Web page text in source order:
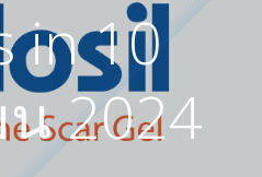
in 10
2024